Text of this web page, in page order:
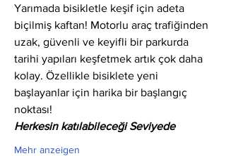
Yarımada bisikletle keşif için adeta
biçilmiş kaftan! Motorlu araç trafiğinden
uzak, güvenli ve keyifli bir parkurda
tarihi yapıları keşfetmek artık çok daha
kolay. Özellikle bisiklete yeni
başlayanlar için harika bir başlangıç
noktası!
Herkesin katılabileceği Seviyede
Mehr anzeigen